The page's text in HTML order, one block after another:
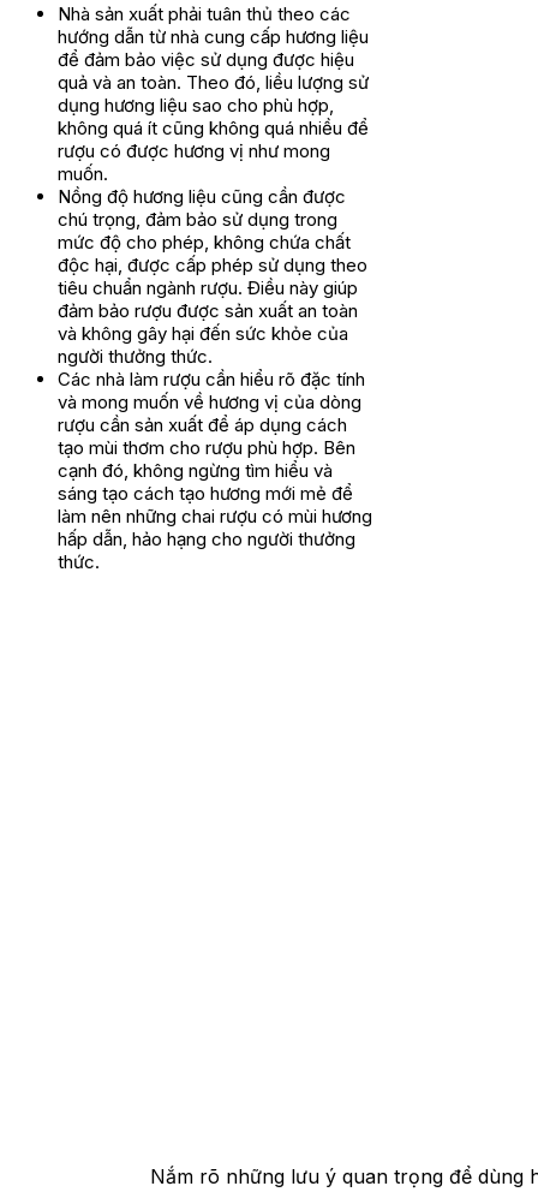
Nhà sản xuất phải tuân thủ theo các
hướng dẫn từ nhà cung cấp hương liệu
để đảm bảo việc sử dụng được hiệu
quả và an toàn. Theo đó, liều lượng sử
dụng hương liệu sao cho phù hợp,
không quá ít cũng không quá nhiều để
rượu có được hương vị như mong
muốn.
Nồng độ hương liệu cũng cần được
chú trọng, đảm bảo sử dụng trong
mức độ cho phép, không chứa chất
độc hại, được cấp phép sử dụng theo
tiêu chuẩn ngành rượu. Điều này giúp
đảm bảo rượu được sản xuất an toàn
và không gây hại đến sức khỏe của
người thưởng thức.
Các nhà làm rượu cần hiểu rõ đặc tính
và mong muốn về hương vị của dòng
rượu cần sản xuất để áp dụng cách
tạo mùi thơm cho rượu phù hợp. Bên
cạnh đó, không ngừng tìm hiểu và
sáng tạo cách tạo hương mới mẻ để
làm nên những chai rượu có mùi hương
hấp dẫn, hảo hạng cho người thưởng
thức.
Nắm rõ những lưu ý quan trọng để dùng